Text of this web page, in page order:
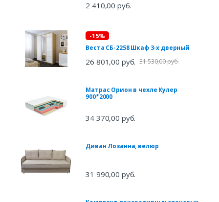
2 410,00 руб.
-15%
Веста СБ-2258 Шкаф 3-х дверный
26 801,00 руб. 31 530,00 руб.
Матрас Орион в чехле Кулер
900*2000
34 370,00 руб.
Диван Лозанна, велюр
31 990,00 руб.